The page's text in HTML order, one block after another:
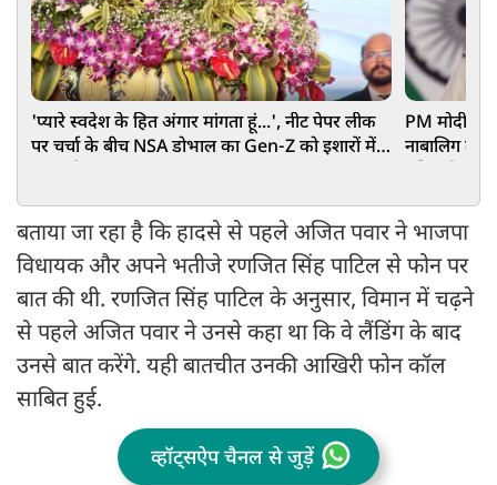
'प्यारे स्वदेश के हित अंगार मांगता हूं...', नीट पेपर लीक
पर चर्चा के बीच NSA डोभाल का Gen-Z को इशारों में
PM मोदी के
नाबालिग
बताया जा रहा है कि हादसे से पहले अजित पवार ने भाजपा
विधायक और अपने भतीजे रणजित सिंह पाटिल से फोन पर
बात की थी. रणजित सिंह पाटिल के अनुसार, विमान में चढ़ने
से पहले अजित पवार ने उनसे कहा था कि वे लैंडिंग के बाद
उनसे बात करेंगे. यही बातचीत उनकी आखिरी फोन कॉल
साबित हुई.
व्हॉट्सऐप चैनल से जुड़ें